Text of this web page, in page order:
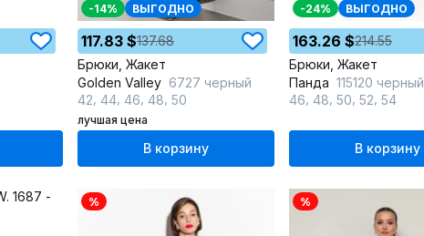
-14% ВЫГОДНО
117.83 $137.68
Брюки, Жакет
Golden Valley 6727 черный
42 44 46 48 50
лучшая цена
В корзину
-24% ВЫГОДНО
163.26 $214.55
Брюки, Жакет
Панда 115120 черный
46 48 50 52 54
В корзину
% %